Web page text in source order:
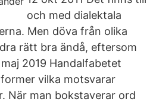
och med dialektala
Men döva från olika
rätt bra ändå, eftersom
2019 Handalfabetet
vilka motsvarar
När man bokstaverar ord